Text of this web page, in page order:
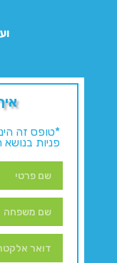
*טופס זה
פניות בנושא